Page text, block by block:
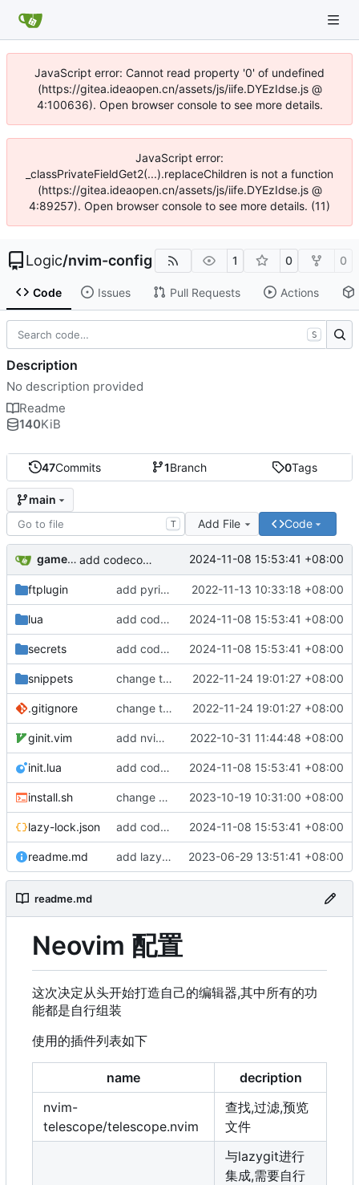
JavaScript error: Cannot read property '0' of undefined
(https://gitea.ideaopen.cn/assets/js/iife.DYEzIdse.js @
4:100636). Open browser console to see more details.
JavaScript error:
_classPrivateFieldGet2(...).replaceChildren is not a function
(https://gitea.ideaopen.cn/assets/js/iife.DYEzIdse.js @
4:89257). Open browser console to see more details. (11)
Logic/nvim-config 1 0 0
Code Issues Pull Requests Actions
47Commits 1Branch 0Tags
main
T Add File Code
gameloader add codecompanin and change theme 2024-11-08 15:53:41 +08:00
ftplugin add pyright and buffer code folder, markdwon use mdflow 2022-11-13 10:33:18 +08:00
lua add codecompanin and change theme 2024-11-08 15:53:41 +08:00
secrets add codecompanin and change theme 2024-11-08 15:53:41 +08:00
snippets change to pylsp add vue change to jaq to run code 2022-11-24 19:01:27 +08:00
.gitignore change to pylsp add vue change to jaq to run code 2022-11-24 19:01:27 +08:00
ginit.vim add nvim-qt config and lsp config 2022-10-31 11:44:48 +08:00
init.lua add codecompanin and change theme 2024-11-08 15:53:41 +08:00
install.sh change permission of install script 2023-10-19 10:31:00 +08:00
lazy-lock.json add codecompanin and change theme 2024-11-08 15:53:41 +08:00
readme.md add lazygit install script 2023-06-29 13:51:41 +08:00
readme.md
Neovim 配置
这次决定从头开始打造自己的编辑器,其中所有的功
能都是自行组装
使用的插件列表如下
name
decription
nvim-
telescope/telescope.nvim
查找,过滤,预览
文件
与lazygit进行
集成,需要自行
S
Description
No description provided
Readme
140KiB